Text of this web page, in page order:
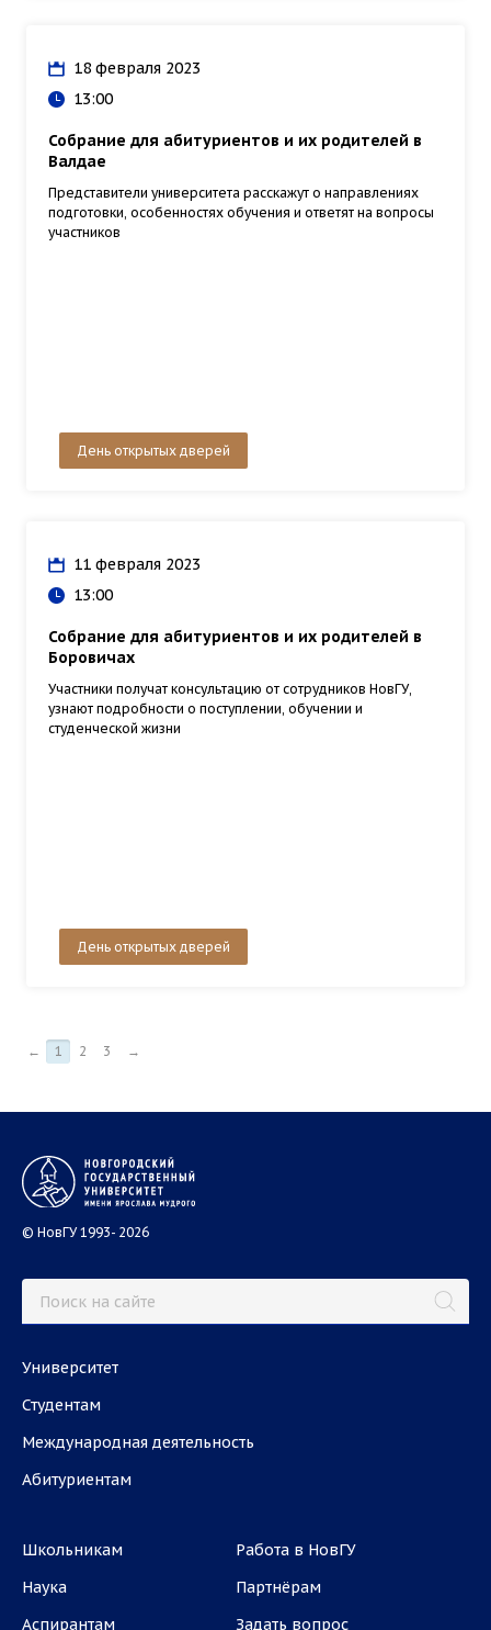
18 февраля 2023
13:00
Собрание для абитуриентов и их родителей в
Валдае
Представители университета расскажут о направлениях
подготовки, особенностях обучения и ответят на вопросы
участников
День открытых дверей
11 февраля 2023
13:00
Собрание для абитуриентов и их родителей в
Боровичах
Участники получат консультацию от сотрудников НовГУ,
узнают подробности о поступлении, обучении и
студенческой жизни
День открытых дверей
← 1 2 3 →
© НовГУ 1993- 2026
Университет
Студентам
Международная деятельность
Абитуриентам
Школьникам
Наука
Аспирантам
Работа в НовГУ
Партнёрам
Задать вопрос